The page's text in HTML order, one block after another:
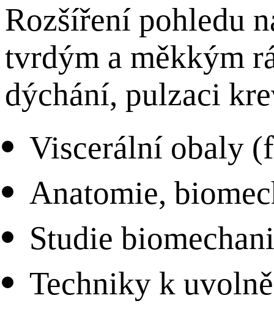
Rozšíření pohledu
tvrdým a měkkým
dýchání, pulzaci
Viscerální obaly
Anatomie,
Studie
Techniky k